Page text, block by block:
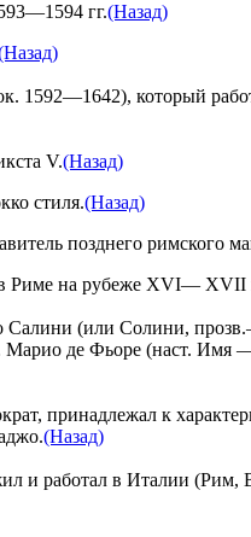
гг.(Назад)
1592—1642), который
V.(Назад)
стиля.(Назад)
позднего римского
Риме на рубеже XVI— XVII
(или Солини,
Марио де Фьоре (наст.
принадлежал к
(Назад)
и работал в Италии (Рим,